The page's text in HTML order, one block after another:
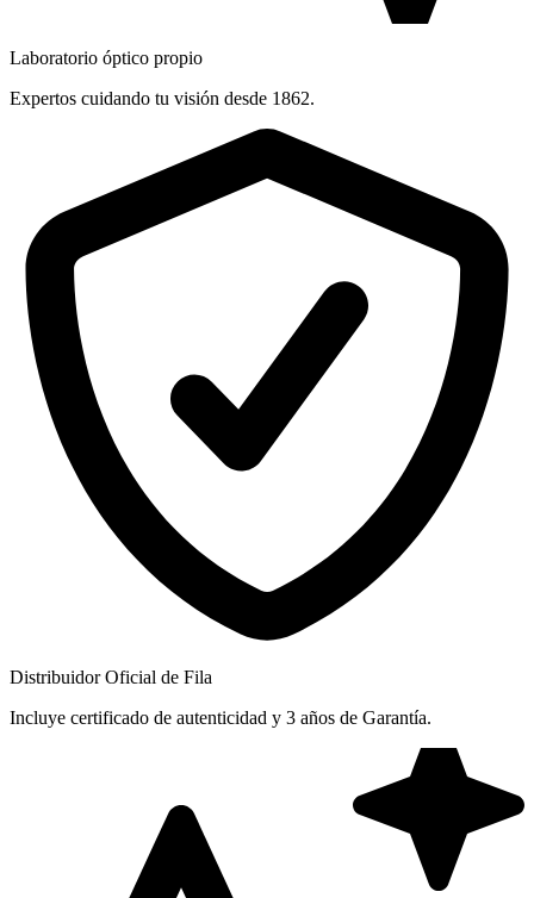
Laboratorio óptico propio
Expertos cuidando tu visión desde 1862.
Distribuidor Oficial de Fila
Incluye certificado de autenticidad y 3 años de Garantía.